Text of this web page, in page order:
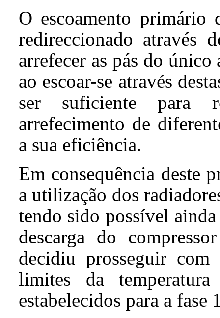
O escoamento primário
redireccionado
arrefecer as pás do
ao escoar-se através
ser suficiente para
arrefecimento de
a sua eficiência.
Em consequência deste
a utilização dos
tendo sido possível
descarga do
decidiu prosseguir com
limites da
estabelecidos para a